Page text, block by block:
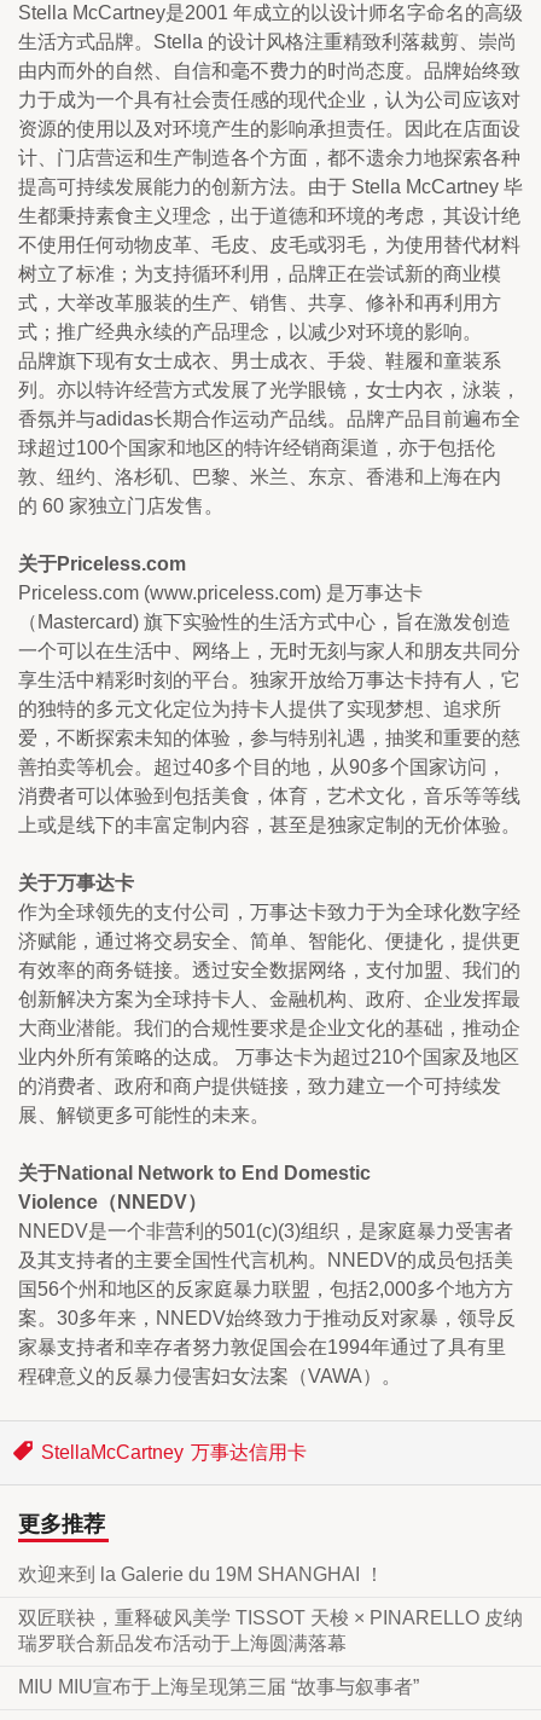
Stella McCartney是2001 年成立的以设计师名字命名的高级
生活方式品牌。Stella 的设计风格注重精致利落裁剪、崇尚
由内而外的自然、自信和毫不费力的时尚态度。品牌始终致
力于成为一个具有社会责任感的现代企业，认为公司应该对
资源的使用以及对环境产生的影响承担责任。因此在店面设
计、门店营运和生产制造各个方面，都不遗余力地探索各种
提高可持续发展能力的创新方法。由于 Stella McCartney 毕
生都秉持素食主义理念，出于道德和环境的考虑，其设计绝
不使用任何动物皮革、毛皮、皮毛或羽毛，为使用替代材料
树立了标准；为支持循环利用，品牌正在尝试新的商业模
式，大举改革服装的生产、销售、共享、修补和再利用方
式；推广经典永续的产品理念，以减少对环境的影响。
品牌旗下现有女士成衣、男士成衣、手袋、鞋履和童装系
列。亦以特许经营方式发展了光学眼镜，女士内衣，泳装，
香氛并与adidas长期合作运动产品线。品牌产品目前遍布全
球超过100个国家和地区的特许经销商渠道，亦于包括伦
敦、纽约、洛杉矶、巴黎、米兰、东京、香港和上海在内
的 60 家独立门店发售。
关于Priceless.com
Priceless.com (www.priceless.com) 是万事达卡
（Mastercard) 旗下实验性的生活方式中心，旨在激发创造
一个可以在生活中、网络上，无时无刻与家人和朋友共同分
享生活中精彩时刻的平台。独家开放给万事达卡持有人，它
的独特的多元文化定位为持卡人提供了实现梦想、追求所
爱，不断探索未知的体验，参与特别礼遇，抽奖和重要的慈
善拍卖等机会。超过40多个目的地，从90多个国家访问，
消费者可以体验到包括美食，体育，艺术文化，音乐等等线
上或是线下的丰富定制内容，甚至是独家定制的无价体验。
关于万事达卡
作为全球领先的支付公司，万事达卡致力于为全球化数字经
济赋能，通过将交易安全、简单、智能化、便捷化，提供更
有效率的商务链接。透过安全数据网络，支付加盟、我们的
创新解决方案为全球持卡人、金融机构、政府、企业发挥最
大商业潜能。我们的合规性要求是企业文化的基础，推动企
业内外所有策略的达成。 万事达卡为超过210个国家及地区
的消费者、政府和商户提供链接，致力建立一个可持续发
展、解锁更多可能性的未来。
关于National Network to End Domestic
Violence（NNEDV）
NNEDV是一个非营利的501(c)(3)组织，是家庭暴力受害者
及其支持者的主要全国性代言机构。NNEDV的成员包括美
国56个州和地区的反家庭暴力联盟，包括2,000多个地方方
案。30多年来，NNEDV始终致力于推动反对家暴，领导反
家暴支持者和幸存者努力敦促国会在1994年通过了具有里
程碑意义的反暴力侵害妇女法案（VAWA）。
StellaMcCartney 万事达信用卡
更多推荐
欢迎来到 la Galerie du 19M SHANGHAI ！
双匠联袂，重释破风美学 TISSOT 天梭 × PINARELLO 皮纳
瑞罗联合新品发布活动于上海圆满落幕
MIU MIU宣布于上海呈现第三届 “故事与叙事者”